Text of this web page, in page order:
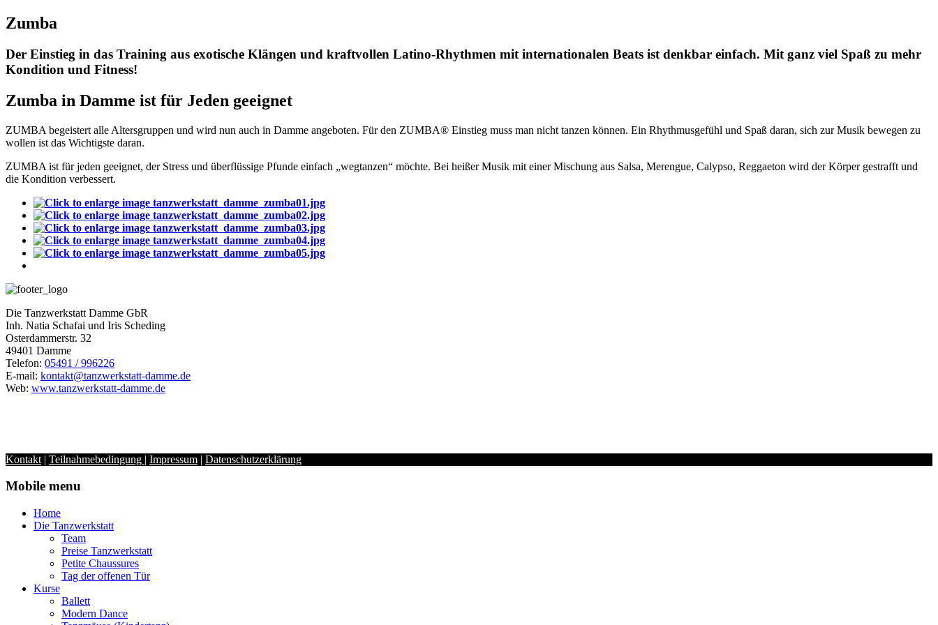
Zumba
Der Einstieg in das Training aus exotische Klängen und kraftvollen Latino-Rhythmen mit internationalen Beats ist denkbar einfach. Mit ganz viel Spaß zu mehr
Kondition und Fitness!
Zumba in Damme ist für Jeden geeignet
ZUMBA begeistert alle Altersgruppen und wird nun auch in Damme angeboten. Für den ZUMBA® Einstieg muss man nicht tanzen können. Ein Rhythmusgefühl und Spaß daran, sich zur Musik bewegen zu
wollen ist das Wichtigste daran.
ZUMBA ist für jeden geeignet, der Stress und überflüssige Pfunde einfach „wegtanzen“ möchte. Bei heißer Musik mit einer Mischung aus Salsa, Merengue, Calypso, Reggaeton wird der Körper gestrafft und
die Kondition verbessert.
Die Tanzwerkstatt Damme GbR
Inh. Natia Schafai und Iris Scheding
Osterdammerstr. 32
49401 Damme
Telefon: 05491 / 996226
E-mail: kontakt@tanzwerkstatt-damme.de
Web: www.tanzwerkstatt-damme.de
Kontakt | Teilnahmebedingung | Impressum | Datenschutzerklärung
Mobile menu
Home
Die Tanzwerkstatt
Team
Preise Tanzwerkstatt
Petite Chaussures
Tag der offenen Tür
Kurse
Ballett
Modern Dance